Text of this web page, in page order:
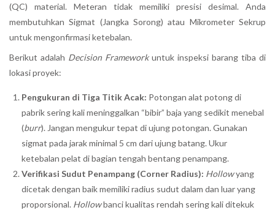
(QC) material. Meteran tidak memiliki presisi desimal. Anda
membutuhkan Sigmat (Jangka Sorong) atau Mikrometer Sekrup
untuk mengonfirmasi ketebalan.
Berikut adalah Decision Frameworkuntuk inspeksi barang tiba di
lokasi proyek:
Pengukuran di Tiga Titik Acak: Potongan alat potong di
pabrik sering kali meninggalkan “bibir” baja yang sedikit menebal
(burr). Jangan mengukur tepat di ujung potongan. Gunakan
sigmat pada jarak minimal 5 cm dari ujung batang. Ukur
ketebalan pelat di bagian tengah bentang penampang.
Verifikasi Sudut Penampang (Corner Radius): Hollowyang
dicetak dengan baik memiliki radius sudut dalam dan luar yang
proporsional. Hollowbanci kualitas rendah sering kali ditekuk